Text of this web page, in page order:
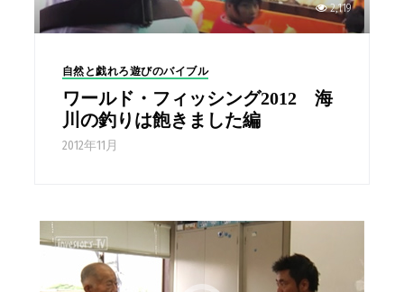
2,119
自然と戯れろ遊びのバイブル
ワールド・フィッシング2012 海
川の釣りは飽きました編
2012年11月